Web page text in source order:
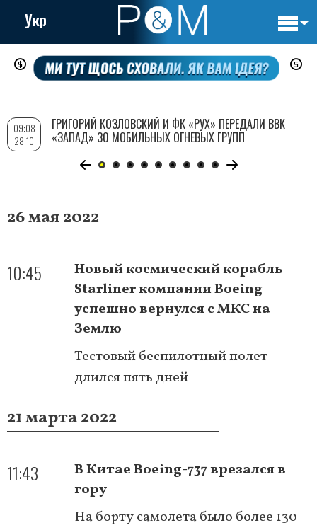
Перейти
содержанию
Укр
26 мая 2022
10:45
Новый космический корабль
Starliner компании Boeing
успешно вернулся с МКС на
Землю
Тестовый беспилотный полет
длился пять дней
21 марта 2022
11:43
В Китае Boeing-737 врезался в
гору
На борту самолета было более 130
09:08
28.10
ГРИГОРИЙ КОЗЛОВСКИЙ И ФК «РУХ» ПЕРЕДАЛИ ВВК
«ЗАПАД» 30 МОБИЛЬНЫХ ОГНЕВЫХ ГРУПП